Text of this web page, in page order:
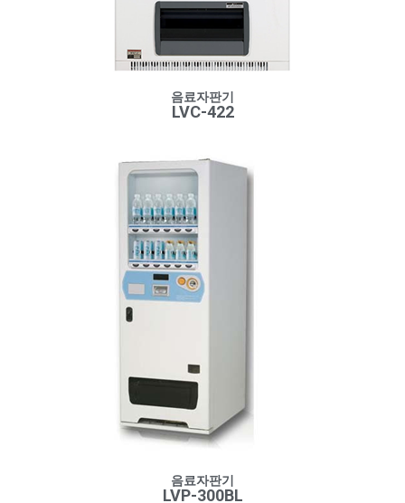
음료자판기
LVC-422
음료자판기
LVP-300BL